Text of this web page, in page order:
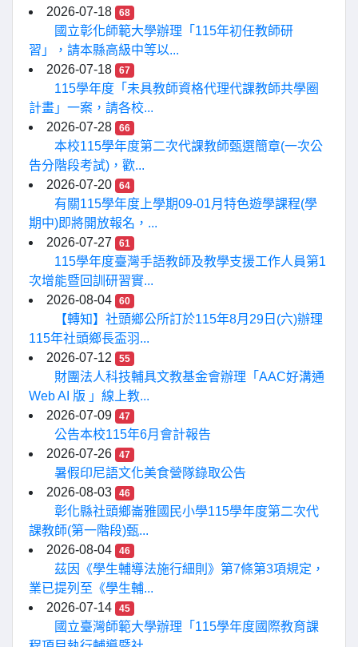
2026-07-18
68
國立彰化師範大學辦理「115年初任教師研
習」，請本縣高級中等以...
2026-07-18
67
115學年度「未具教師資格代理代課教師共學圈
計畫」一案，請各校...
2026-07-28
66
本校115學年度第二次代課教師甄選簡章(一次公
告分階段考試)，歡...
2026-07-20
64
有關115學年度上學期09-01月特色遊學課程(學
期中)即將開放報名，...
2026-07-27
61
115學年度臺灣手語教師及教學支援工作人員第1
次增能暨回訓研習實...
2026-08-04
60
【轉知】社頭鄉公所訂於115年8月29日(六)辦理
115年社頭鄉長盃羽...
2026-07-12
55
財團法人科技輔具文教基金會辦理「AAC好溝通
Web AI 版 」線上教...
2026-07-09
47
公告本校115年6月會計報告
2026-07-26
47
暑假印尼語文化美食營隊錄取公告
2026-08-03
46
彰化縣社頭鄉崙雅國民小學115學年度第二次代
課教師(第一階段)甄...
2026-08-04
46
茲因《學生輔導法施行細則》第7條第3項規定，
業已提列至《學生輔...
2026-07-14
45
國立臺灣師範大學辦理「115學年度國際教育課